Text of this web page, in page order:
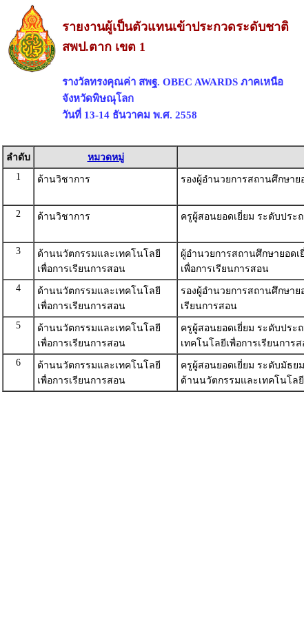
รายงานผู้เป็นตัวแทนเข้าประกวดระดับชาติ
สพป.ตาก เขต 1
รางวัลทรงคุณค่า สพฐ. OBEC AWARDS ภาคเหนือ
จังหวัดพิษณุโลก
วันที่ 13-14 ธันวาคม พ.ศ. 2558
ลำดับ หมวดหมู่
1
ด้านวิชาการ รองผู้อำนวยการสถานศึกษา
2 ด้านวิชาการ ครูผู้สอนยอดเยี่ยม ระดับประ
3
ด้านนวัตกรรมและเทคโนโลยี
เพื่อการเรียนการสอน
ผู้อำนวยการสถานศึกษายอด
เพื่อการเรียนการสอน
4
ด้านนวัตกรรมและเทคโนโลยี
เพื่อการเรียนการสอน
รองผู้อำนวยการสถานศึกษา
เรียนการสอน
5
ด้านนวัตกรรมและเทคโนโลยี
เพื่อการเรียนการสอน
ครูผู้สอนยอดเยี่ยม ระดับประ
เทคโนโลยีเพื่อการเรียนการ
6
ด้านนวัตกรรมและเทคโนโลยี
เพื่อการเรียนการสอน
ครูผู้สอนยอดเยี่ยม ระดับมัธย
ด้านนวัตกรรมและเทคโนโล